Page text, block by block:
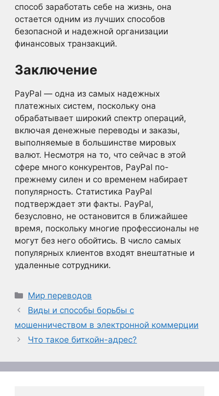
способ заработать себе на жизнь, она
остается одним из лучших способов
безопасной и надежной организации
финансовых транзакций.
Заключение
PayPal — одна из самых надежных
платежных систем, поскольку она
обрабатывает широкий спектр операций,
включая денежные переводы и заказы,
выполняемые в большинстве мировых
валют. Несмотря на то, что сейчас в этой
сфере много конкурентов, PayPal по-
прежнему силен и со временем набирает
популярность. Статистика PayPal
подтверждает эти факты. PayPal,
безусловно, не остановится в ближайшее
время, поскольку многие профессионалы не
могут без него обойтись. В число самых
популярных клиентов входят внештатные и
удаленные сотрудники.
Рубрики
Мир переводов
Виды и способы борьбы с
мошенничеством в электронной коммерции
Что такое биткойн-адрес?